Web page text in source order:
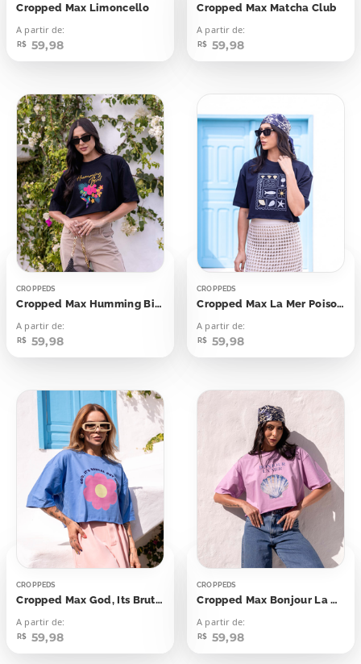
Cropped Max Limoncello
A partir de:
R$ 59,98
Cropped Max Matcha Club
A partir de:
R$ 59,98
CROPPEDS
Cropped Max Humming Bird Beija Flor
A partir de:
R$ 59,98
CROPPEDS
Cropped Max La Mer Poison Itens de Verão
A partir de:
R$ 59,98
CROPPEDS
Cropped Max God, Its Brutal
A partir de:
R$ 59,98
CROPPEDS
Cropped Max Bonjour La Mer Concha
A partir de:
R$ 59,98